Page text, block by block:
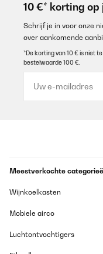
Amazon-Benutzer
Vertaal
Wunderschöner
encanta
Usuario/a de amazon
10 €* korting
Schrijf je in voor onze
over aankomende
*De korting van 10 € is niet
bestelwaarde 100 €.
Meestverkochte
Wijnkoelkasten
Mobiele airco
Luchtontvochtigers